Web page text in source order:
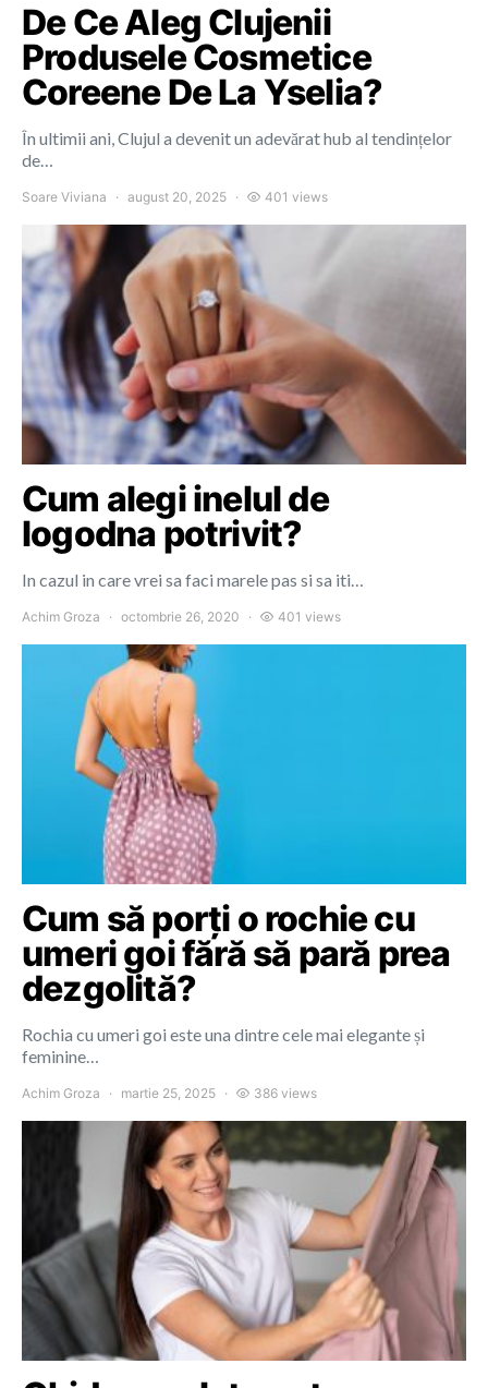
De Ce Aleg Clujenii
Produsele Cosmetice
Coreene De La Yselia?
În ultimii ani, Clujul a devenit un adevărat hub al tendințelor
de…
Soare Viviana august 20, 2025 401 views
Cum alegi inelul de
logodna potrivit?
In cazul in care vrei sa faci marele pas si sa iti…
Achim Groza octombrie 26, 2020 401 views
Cum să porți o rochie cu
umeri goi fără să pară prea
dezgolită?
Rochia cu umeri goi este una dintre cele mai elegante și
feminine…
Achim Groza martie 25, 2025 386 views